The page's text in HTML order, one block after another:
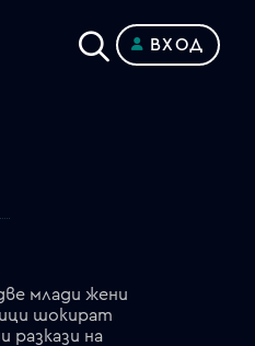
ВХОД
млади жени
шокират
разкази на